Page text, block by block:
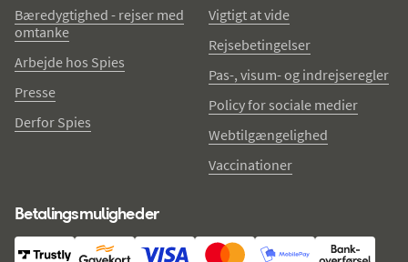
Bæredygtighed - rejser med
omtanke
Arbejde hos Spies
Presse
Derfor Spies
Vigtigt at vide
Rejsebetingelser
Pas-, visum- og indrejseregler
Policy for sociale medier
Webtilgængelighed
Vaccinationer
Betalingsmuligheder